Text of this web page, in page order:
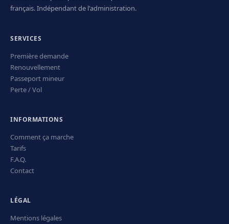
français. Indépendant de l'administration.
SERVICES
Première demande
Renouvellement
Passeport mineur
Perte / Vol
INFORMATIONS
Comment ça marche
Tarifs
F.A.Q.
Contact
LÉGAL
Mentions légales